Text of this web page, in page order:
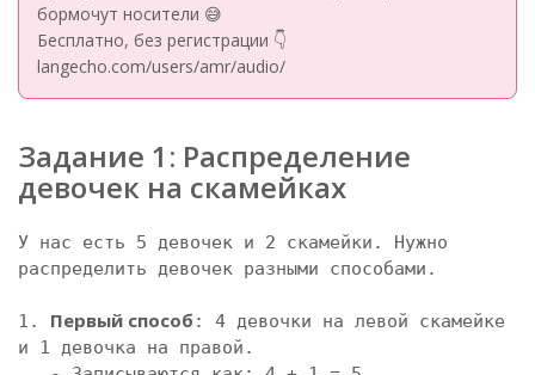
бормочут носители 😅
Бесплатно, без регистрации 👇
langecho.com/users/amr/audio/
Задание 1: Распределение
девочек на скамейках
У нас есть 5 девочек и 2 скамейки. Нужно
распределить девочек разными способами.
1. Первый способ : 4 девочки на левой скамейке
и 1 девочка на правой.